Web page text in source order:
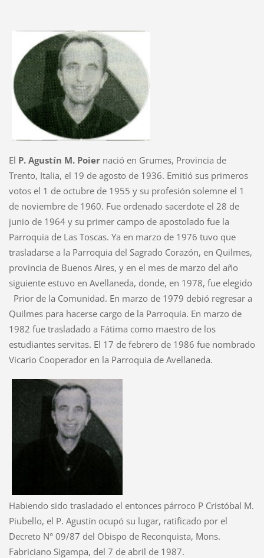
El P. Agustín M. Poiernació en Grumes, Provincia de
Trento, Italia, el 19 de agosto de 1936. Emitió sus primeros
votos el 1 de octubre de 1955 y su profesión solemne el 1
de noviembre de 1960. Fue ordenado sacerdote el 28 de
junio de 1964 y su primer campo de apostolado fue la
Parroquia de Las Toscas. Ya en marzo de 1976 tuvo que
trasladarse a la Parroquia del Sagrado Corazón, en Quilmes,
provincia de Buenos Aires, y en el mes de marzo del año
siguiente estuvo en Avellaneda, donde, en 1978, fue elegido
Prior de la Comunidad. En marzo de 1979 debió regresar a
Quilmes para hacerse cargo de la Parroquia. En marzo de
1982 fue trasladado a Fátima como maestro de los
estudiantes servitas. El 17 de febrero de 1986 fue nombrado
Vicario Cooperador en la Parroquia de Avellaneda.
Habiendo sido trasladado el entonces párroco P Cristóbal M.
Piubello, el P. Agustín ocupó su lugar, ratificado por el
Decreto N° 09/87 del Obispo de Reconquista, Mons.
Fabriciano Sigampa, del 7 de abril de 1987.